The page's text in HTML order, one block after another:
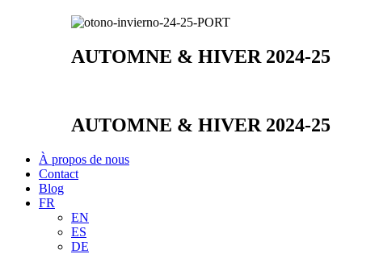
AUTOMNE & HIVER 2024-25
AUTOMNE & HIVER 2024-25
À propos de nous
Contact
Blog
FR
EN
ES
DE